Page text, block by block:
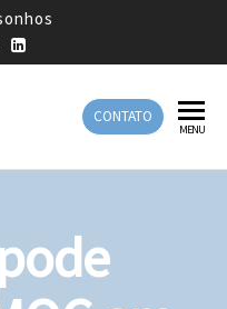
CONTATO
MENU